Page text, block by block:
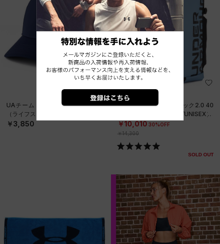
UAチーム サイドライン キャップ
（ライフスタイル/UNISEX）
￥3,850
SALE
在庫残り僅か
UAターポリン バックパック2.0 40
リットル（トレーニング/UNISEX）
￥10,010 30%OFF
￥14,300
SOLD OUT